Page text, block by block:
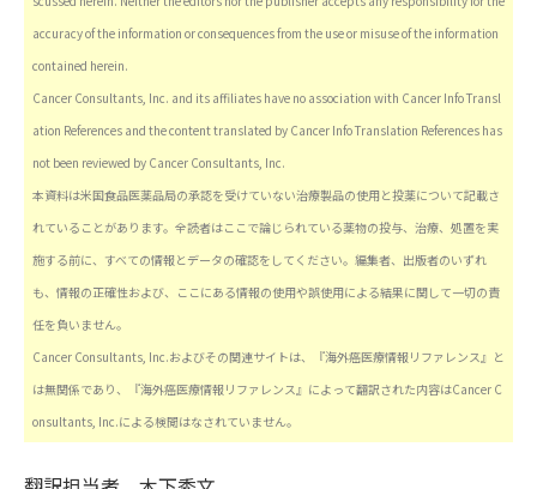
accuracy of the information or consequences from the use or misuse of the information
contained herein.
Cancer Consultants, Inc. and its affiliates have no association with Cancer Info Transl
ation References and the content translated by Cancer Info Translation References has
not been reviewed by Cancer Consultants, Inc.
本資料は米国食品医薬品局の承認を受けていない治療製品の使用と投薬について記載さ
れていることがあります。全読者はここで論じられている薬物の投与、治療、処置を実
施する前に、すべての情報とデータの確認をしてください。編集者、出版者のいずれ
も、情報の正確性および、ここにある情報の使用や誤使用による結果に関して一切の責
任を負いません。
Cancer Consultants, Inc.およびその関連サイトは、『海外癌医療情報リファレンス』と
は無関係であり、『海外癌医療情報リファレンス』によって翻訳された内容はCancer C
onsultants, Inc.による検閲はなされていません。